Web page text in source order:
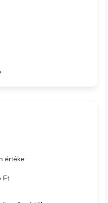
értéke:
Ft